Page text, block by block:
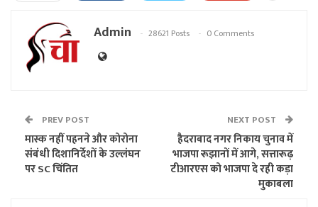
Admin 28621 Posts 0 Comments
PREV POST
मास्क नहीं पहनने और कोरोना
संबंधी दिशानिर्देशों के उल्लंघन
पर SC चिंतित
NEXT POST
हैदराबाद नगर निकाय चुनाव में
भाजपा रूझानों में आगे, सत्तारूढ़
टीआरएस को भाजपा दे रही कड़ा
मुकाबला